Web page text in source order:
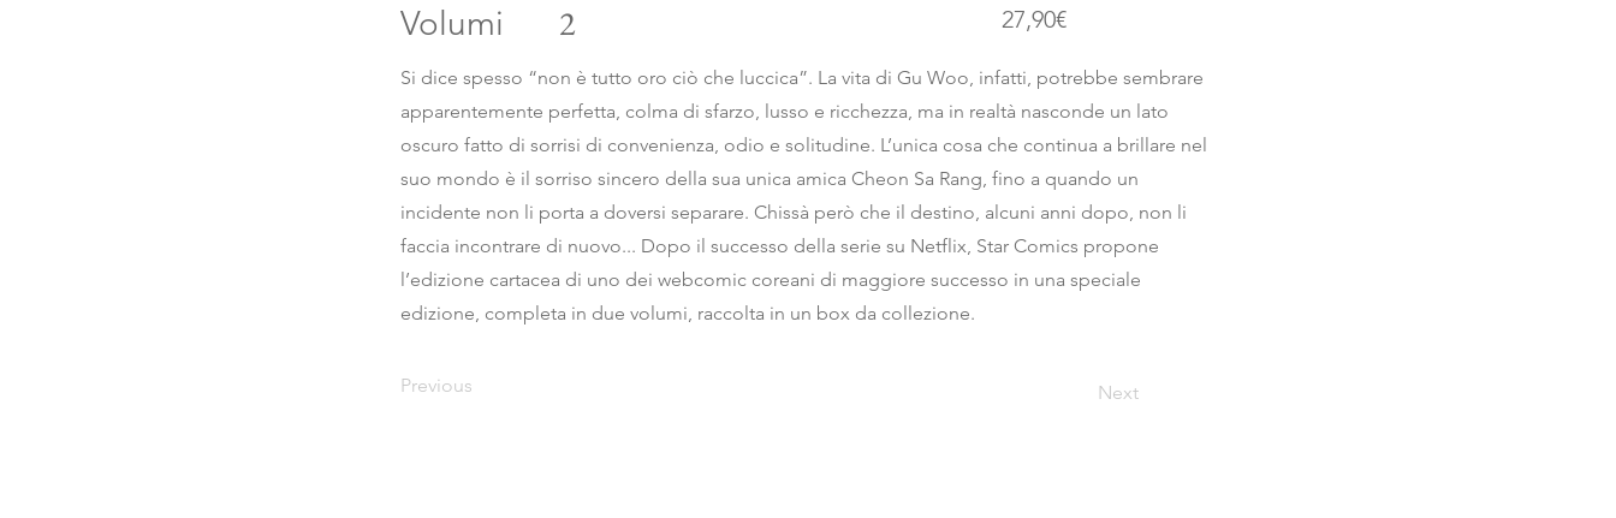
Volumi 2 27,90€
Si dice spesso “non è tutto oro ciò che luccica”. La vita di Gu Woo, infatti, potrebbe sembrare
apparentemente perfetta, colma di sfarzo, lusso e ricchezza, ma in realtà nasconde un lato
oscuro fatto di sorrisi di convenienza, odio e solitudine. L’unica cosa che continua a brillare nel
suo mondo è il sorriso sincero della sua unica amica Cheon Sa Rang, fino a quando un
incidente non li porta a doversi separare. Chissà però che il destino, alcuni anni dopo, non li
faccia incontrare di nuovo... Dopo il successo della serie su Netflix, Star Comics propone
l’edizione cartacea di uno dei webcomic coreani di maggiore successo in una speciale
edizione, completa in due volumi, raccolta in un box da collezione.
Previous Next